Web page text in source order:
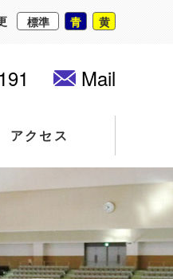
標準 青 黄
Mail
アクセス